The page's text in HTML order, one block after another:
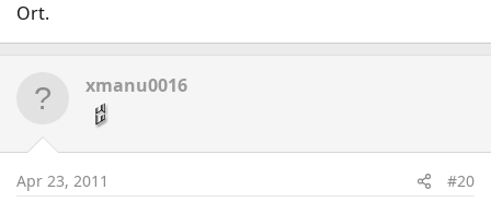
Ort.
xmanu0016
Apr 23, 2011 #20